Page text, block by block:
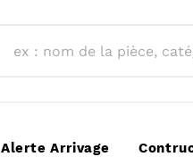
Alerte Arrivage